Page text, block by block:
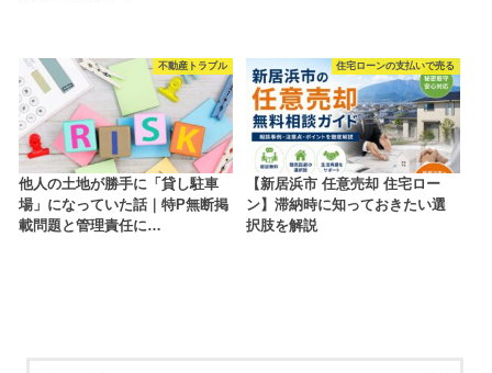
不動産トラブル
他人の土地が勝手に「貸し駐車
場」になっていた話｜特P無断掲
載問題と管理責任に…
住宅ローンの支払いで売る
【新居浜市 任意売却 住宅ロー
ン】滞納時に知っておきたい選
択肢を解説